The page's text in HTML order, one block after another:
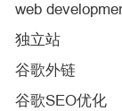
web
独立站
谷歌外链
谷歌SEO优化